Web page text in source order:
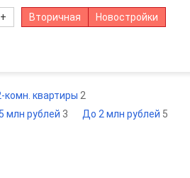
Вторичная Новостройки
комн. квартиры 2
млн рублей 3 До 2 млн рублей 5